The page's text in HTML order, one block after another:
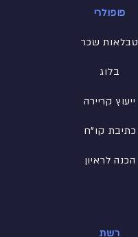
פופולרי
טבלאות שכר
בלוג
ייעוץ קריירה
כתיבת קו"ח
הכנה לראיון
רשת